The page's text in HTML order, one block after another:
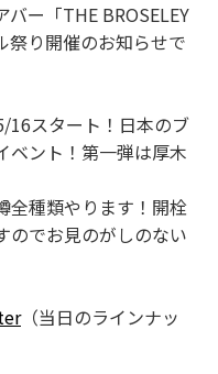
ー「THE BROSELEY
祭り開催のお知らせで
16スタート！日本のブ
ベント！第一弾は厚木
全種類やります！開栓
のでお見のがしのない
（当日のラインナッ